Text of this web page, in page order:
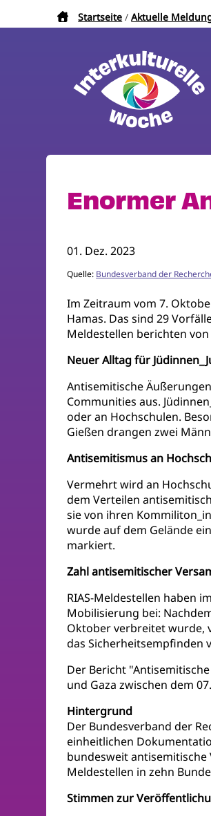
Startseite Aktuelle
Enormer
01. Dez. 2023
Quelle: Bundesverband der
Im Zeitraum vom 7.
Hamas. Das sind 29
Meldestellen berichten
Neuer Alltag für
Antisemitische
Communities aus.
oder an Hochschulen.
Gießen drangen zwei
Antisemitismus an
Vermehrt wird an
dem Verteilen
sie von ihren
wurde auf dem Gelände
markiert.
Zahl antisemitischer
RIAS-Meldestellen haben
Mobilisierung bei:
Oktober verbreitet wurde,
das Sicherheitsempfinden
Der Bericht
und Gaza zwischen dem
Hintergrund
Der Bundesverband der
einheitlichen
bundesweit
Meldestellen in zehn
Stimmen zur